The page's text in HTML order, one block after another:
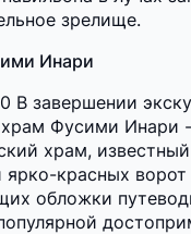
зрелище.
Инари
В завершении
храм Фусими Инари
храм,
ярко-красных
обложки